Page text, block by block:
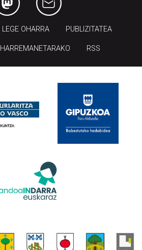
LEGE OHARRA PUBLIZITATEA
HARREMANETARAKO RSS